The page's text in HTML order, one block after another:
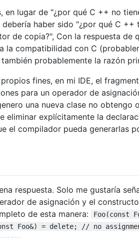
en lugar de "¿por qué C ++ no
debería haber sido "¿por qué C
de copia?", Con la respuesta de
la compatibilidad con C
probablemente la razón
fines, en mi IDE, el
para un operador de
una nueva clase no obtengo
eliminar explícitamente la
el compilador pueda generarlas
respuesta. Solo me gustaría
de asignación y el
de esta manera:
Foo(const
Foo&) = delete; // no